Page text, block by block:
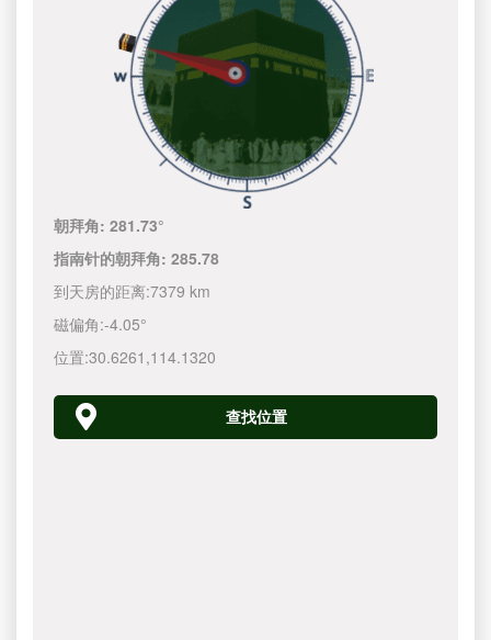
朝拜角:281.73°
指南针的朝拜角:285.78
到天房的距离:7379 km
磁偏角:-4.05°
位置:30.6261 ,114.1320
查找位置